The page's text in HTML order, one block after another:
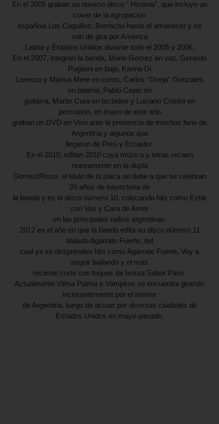
En el 2005 graban su noveno disco " Histeria", que incluye un
cover de la agrupación
española Los Coquillos: Borracho hasta el amanecer y se
van de gira por América
Latina y Estados Unidos durante todo el 2005 y 2006.
En el 2007, integran la banda, Mario Gomez en voz, Gerardo
Pugliani en bajo, Karina Di
Lorenzo y Marisa Mere en coros, Carlos "Oveja" Gonzales
en bateria, Pablo Cejas en
guitarra, Martin Cura en teclados y Luciano Cristini en
percusión, en mayo de este año
graban un DVD en Vivo ante la presencia de muchos fans de
Argentina y algunos que
llegaron de Perú y Ecuador.
En el 2010, editan 2010 cuya música y letras recaen
nuevamente en la dupla
Gomez/Risso, el título de la placa se debe a que se celebran
20 años de trayectoria de
la banda y es el disco número 10, colocando hits como Estar
con Vos y Cara de Amor
en las principales radios argentinas.
2012 es el año en que la banda edita su disco número 11
titulado Agarrate Fuerte, del
cual ya se desprenden hits como Agárrate Fuerte, Voy a
seguir bailando y el más
reciente corte con toques de bossa Sabor Paris.
Actualmente Vilma Palma e Vampiros se encuentra girando
incesantemente por el interior
de Argentina, luego de actuar por diversas ciudades de
Estados Unidos en mayo pasado.